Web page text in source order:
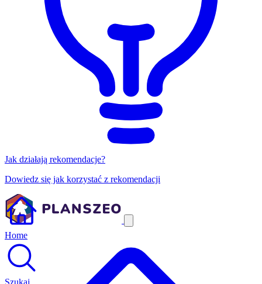
Jak działają rekomendacje?
Dowiedz się jak korzystać z rekomendacji
Home
Szukaj